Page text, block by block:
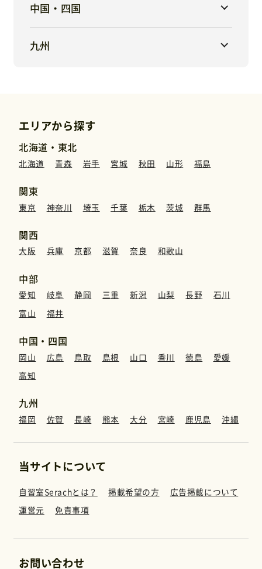
中国・四国
九州
エリアから探す
北海道・東北
北海道 青森 岩手 宮城 秋田 山形 福島
関東
東京 神奈川 埼玉 千葉 栃木 茨城 群馬
関西
大阪 兵庫 京都 滋賀 奈良 和歌山
中部
愛知 岐阜 静岡 三重 新潟 山梨 長野
石川
富山
福井
中国・四国
岡山 広島 鳥取 島根 山口 香川 徳島
愛媛
高知
九州
福岡 佐賀 長崎 熊本 大分 宮崎 鹿児島 沖縄
当サイトについて
自習室Serachとは？ 掲載希望の方
広告掲載について
運営元
免責事項
お問い合わせ